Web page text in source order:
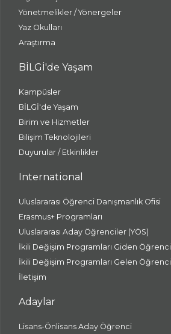
Yönetmelikler / Yönergeler
Yaz Okulları
Araştırma
BİLGİ'de Yaşam
Kampüsler
BİLGİ'de Yaşam
Birim ve Hizmetler
Bilişim Teknolojileri
Duyurular / Etkinlikler
International
Uluslararası Öğrenci Danışmanlık Ofisi
Erasmus+ Programları
Uluslararası Aday Öğrenciler (YÖS)
İkili Değişim Programları Giden Öğrenci
İkili Değişim Programları Gelen Öğrenci
İletişim
Adaylar
Lisans-Önlisans Aday Öğrenci